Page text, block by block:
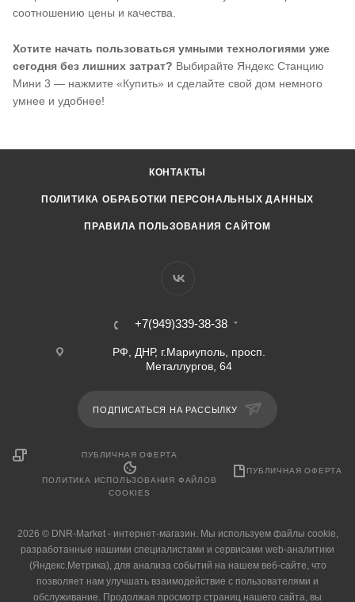
соотношению цены и качества.
Хотите начать пользоваться умными технологиями уже
сегодня без лишних затрат? Выбирайте Яндекс Станцию
Мини 3 — нажмите «Купить» и сделайте свой дом немного
умнее и удобнее!
КОНТАКТЫ
ПОЛИТИКА ОБРАБОТКИ ПЕРСОНАЛЬНЫХ ДАННЫХ
ПРАВИЛА ПОЛЬЗОВАНИЯ САЙТОМ
+7(949)339-38-38
РФ, ДНР, г.Мариуполь, просп.
Металлургов, 64
ПОДПИСАТЬСЯ НА РАССЫЛКУ
ПУБЛИЧНАЯ ОФЕРТА
ПОЛИТИКА ИСПОЛЬЗОВАНИЯ ФАЙЛОВ
COOKIES
ПУБЛИЧНАЯ ОФЕРТА
2026 © DNR-Market - интернет-магазин. Мы используем файлы cookie,
разработанные нашими специалистами и сервисами web-аналитики
(Яндекс.Метрика), для анализа событий на нашем веб-сайте, что
позволяет нам улучшать взаимодействие с пользователями и
обслуживание. Продолжая просмотр страниц нашего сайта, вы